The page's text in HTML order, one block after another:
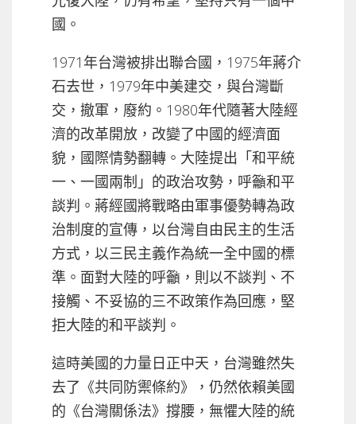
國。
1971年台灣被排出聯合國，1975年蔣介
石去世，1979年中美建交，與台灣斷
交，撤軍，廢約。1980年代隨著大陸經
濟的改革開放，改變了中國的經濟面
貌，國際情勢翻轉。大陸提出「和平統
一、一國兩制」的政治攻勢，呼籲和平
談判。蔣經國將戰略由軍事優勢轉為政
治制度的宣傳，以台灣自由民主的生活
方式，以三民主義作為統一全中國的標
準。面對大陸的呼籲，則以不談判、不
接觸、不妥協的三不政策作為回應，堅
拒大陸的和平談判。
這時美國的力量日正中天，台灣雖然失
去了《共同防禦條約》，仍然依賴美國
的《台灣關係法》撐腰，無懼大陸的統